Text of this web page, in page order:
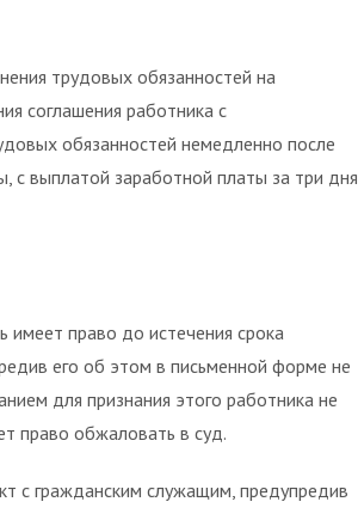
трудовых обязанностей на
соглашения работника с
обязанностей немедленно после
выплатой заработной платы за три дня
имеет право до истечения срока
его об этом в письменной форме не
для признания этого работника не
право обжаловать в суд.
с гражданским служащим, предупредив